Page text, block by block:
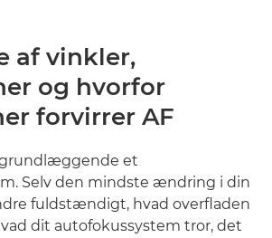
af vinkler,
og hvorfor
forvirrer AF
et
Selv den mindste ændring i din
fuldstændigt, hvad overfladen
dit autofokussystem tror, det